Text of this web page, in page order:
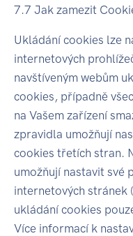
7.7 Jak zamezit
Ukládání cookies lze
internetových
navštíveným webům
cookies, případně
na Vašem zařízení
zpravidla umožňují
cookies třetích stran.
umožňují nastavit své
internetových stránek
ukládání cookies
Více informací k